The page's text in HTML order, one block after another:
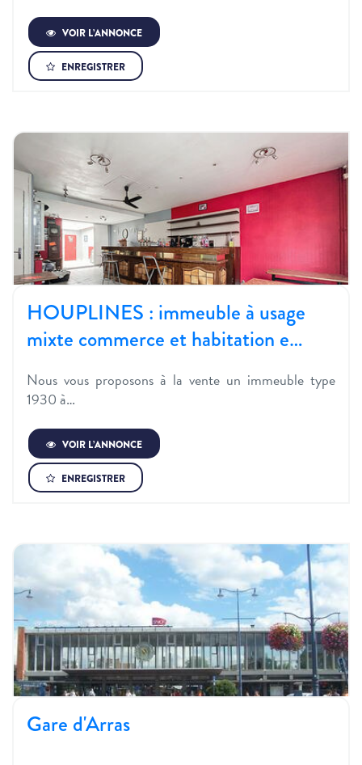
VOIR L’ANNONCE
ENREGISTRER
HOUPLINES : immeuble à usage
mixte commerce et habitation e…
Nous vous proposons à la vente un immeuble type
1930 à…
VOIR L’ANNONCE
ENREGISTRER
Gare d'Arras